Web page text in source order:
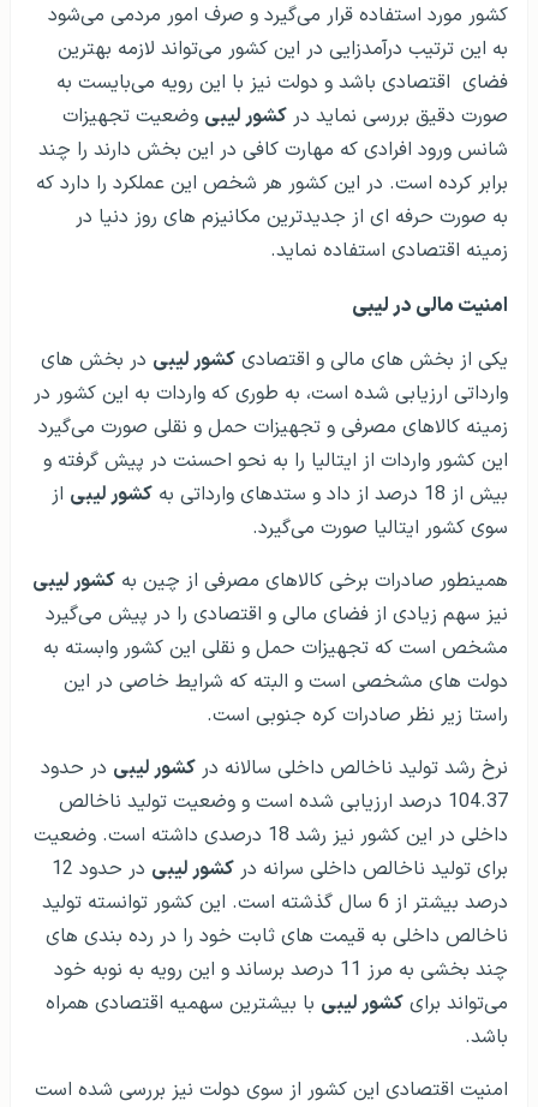
کشور مورد استفاده قرار می‌گیرد و صرف امور مردمی می‌شود
به این ترتیب درآمدزایی در این کشور می‌تواند لازمه بهترین
فضای اقتصادی باشد و دولت نیز با این رویه می‌بایست به
صورت دقیق بررسی نماید در کشور لیبی وضعیت تجهیزات
شانس ورود افرادی که مهارت کافی در این بخش دارند را چند
برابر کرده است. در این کشور هر شخص این عملکرد را دارد که
به صورت حرفه ای از جدیدترین مکانیزم های روز دنیا در
زمینه اقتصادی استفاده نماید.
امنیت مالی در لیبی
یکی از بخش های مالی و اقتصادی کشور لیبی در بخش های
وارداتی ارزیابی شده است، به طوری که واردات به این کشور در
زمینه کالاهای مصرفی و تجهیزات حمل و نقلی صورت می‌گیرد
این کشور واردات از ایتالیا را به نحو احسنت در پیش گرفته و
بیش از 18 درصد از داد و ستدهای وارداتی به
کشور لیبی از
سوی کشور ایتالیا صورت می‌گیرد.
همینطور صادرات برخی کالاهای مصرفی از چین به کشور لیبی
نیز سهم زیادی از فضای مالی و اقتصادی را در پیش می‌گیرد
مشخص است که تجهیزات حمل و نقلی این کشور وابسته به
دولت های مشخصی است و البته که شرایط خاصی در این
راستا زیر نظر صادرات کره جنوبی است.
نرخ رشد تولید ناخالص داخلی سالانه در کشور لیبی در حدود
104.37 درصد ارزیابی شده است و وضعیت تولید ناخالص
داخلی در این کشور نیز رشد 18 درصدی داشته است. وضعیت
برای تولید ناخالص داخلی سرانه در کشور لیبی
در حدود 12
درصد بیشتر از 6 سال گذشته است. این کشور توانسته تولید
ناخالص داخلی به قیمت های ثابت خود را در رده بندی های
چند بخشی به مرز 11 درصد برساند و این رویه به نوبه خود
می‌تواند برای کشور لیبی با بیشترین سهمیه اقتصادی همراه
باشد.
امنیت اقتصادی این کشور از سوی دولت نیز بررسی شده است